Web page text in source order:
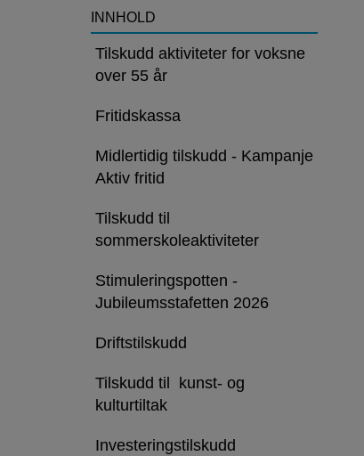
>Tilskuddsordninger
for
kultur,
idrett
og
nærmiljøanlegg
INNHOLD
Tilskudd aktiviteter for voksne
over 55 år
Fritidskassa
Midlertidig tilskudd - Kampanje
Aktiv fritid
Tilskudd til
sommerskoleaktiviteter
Stimuleringspotten -
Jubileumsstafetten 2026
Driftstilskudd
Tilskudd til kunst- og
kulturtiltak
Investeringstilskudd